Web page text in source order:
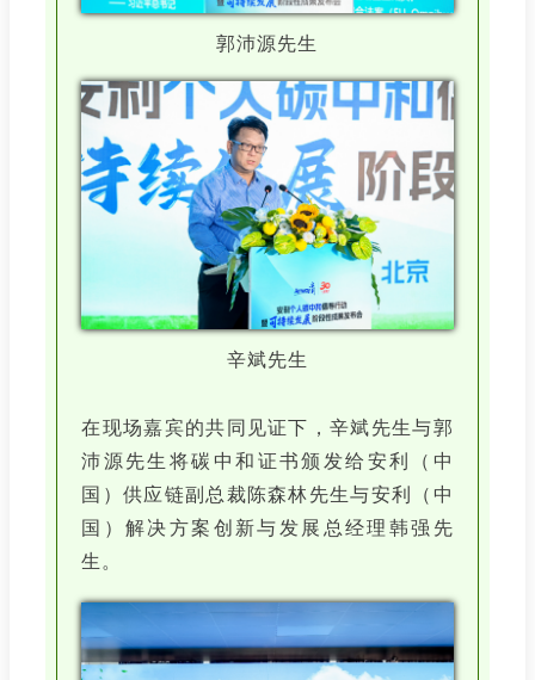
郭沛源先生
辛斌先生
在现场嘉宾的共同见证下，辛斌先生与郭
沛源先生 将碳中和证书颁发给安利（中
国）供应链副总裁陈森林先生与安利（中
国）解决方案创新与发展总经理韩强先
生。